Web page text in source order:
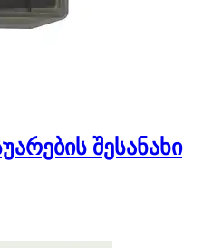
შესანახი